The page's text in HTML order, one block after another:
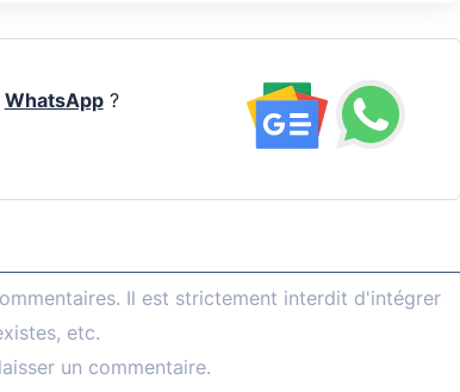
WhatsApp?